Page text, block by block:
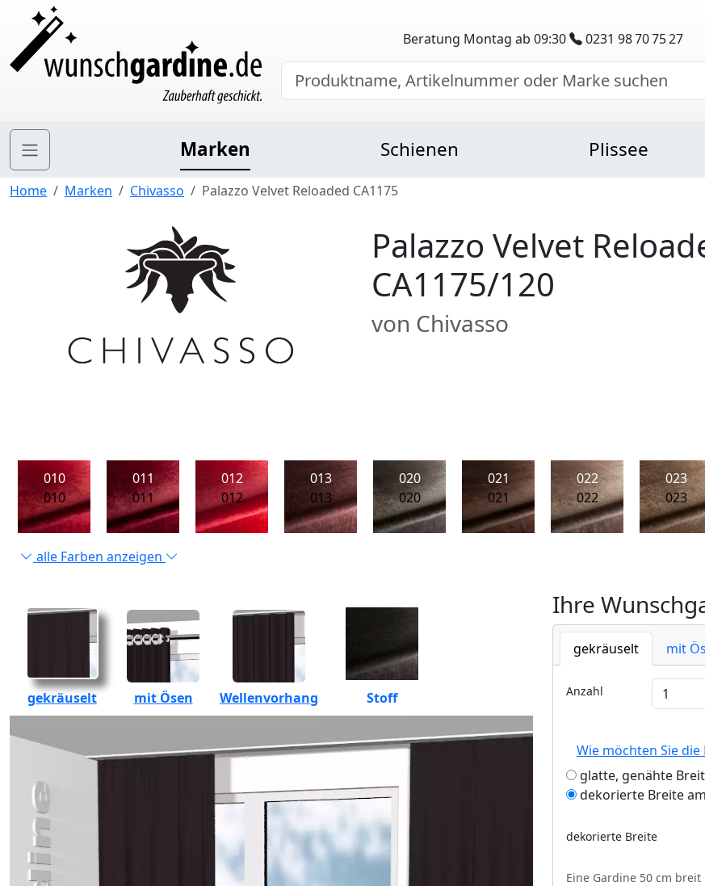
Beratung Montag ab 09:30 0231 98 70 75 27
Marken Schienen Plissee
Home Marken Chivasso Palazzo Velvet Reloaded CA1175
Palazzo Velvet
CA1175/120
von Chivasso
010
010
011
011
012
012
013
013
020
020
021
021
022
022
023
023
alle Farben anzeigen
gekräuselt mit Ösen Wellenvorhang Stoff
Ihre
gekräuselt mit
Anzahl
Wie möchten Sie
glatte, genähte
dekorierte Breite
dekorierte Breite
Eine Gardine 50 cm